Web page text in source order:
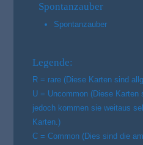
Spontanzauber
Spontanzauber
Legende:
R= rare (Diese Karten sind
U= Uncommon (Diese Karten
jedoch kommen sie weitaus
Karten.)
C= Common (Dies sind die